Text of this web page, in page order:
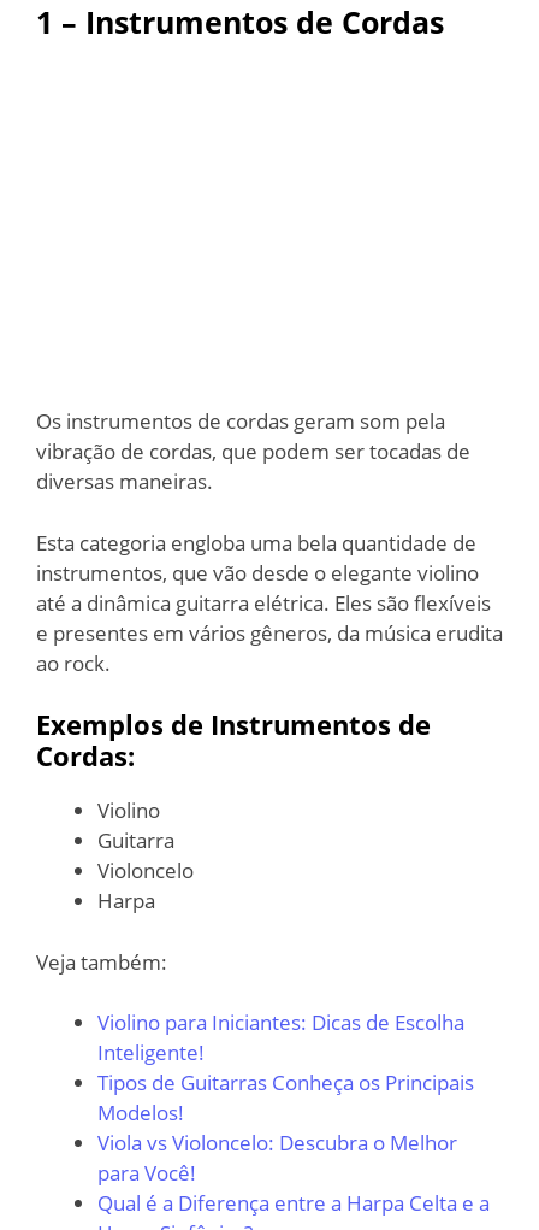
1 – Instrumentos de Cordas
Os instrumentos de cordas geram som pela
vibração de cordas, que podem ser tocadas de
diversas maneiras.
Esta categoria engloba uma bela quantidade de
instrumentos, que vão desde o elegante violino
até a dinâmica guitarra elétrica. Eles são flexíveis
e presentes em vários gêneros, da música erudita
ao rock.
Exemplos de Instrumentos de
Cordas:
Violino
Guitarra
Violoncelo
Harpa
Veja também:
Violino para Iniciantes: Dicas de Escolha
Inteligente!
Tipos de Guitarras Conheça os Principais
Modelos!
Viola vs Violoncelo: Descubra o Melhor
para Você!
Qual é a Diferença entre a Harpa Celta e a